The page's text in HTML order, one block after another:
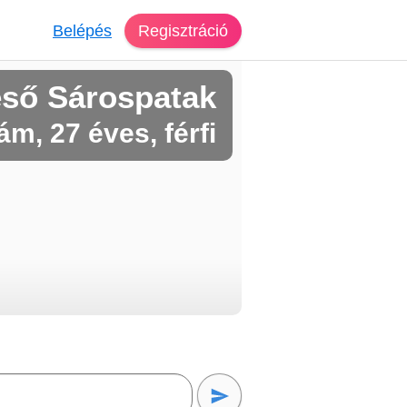
Belépés Regisztráció
Sárospatak
27 éves, férfi